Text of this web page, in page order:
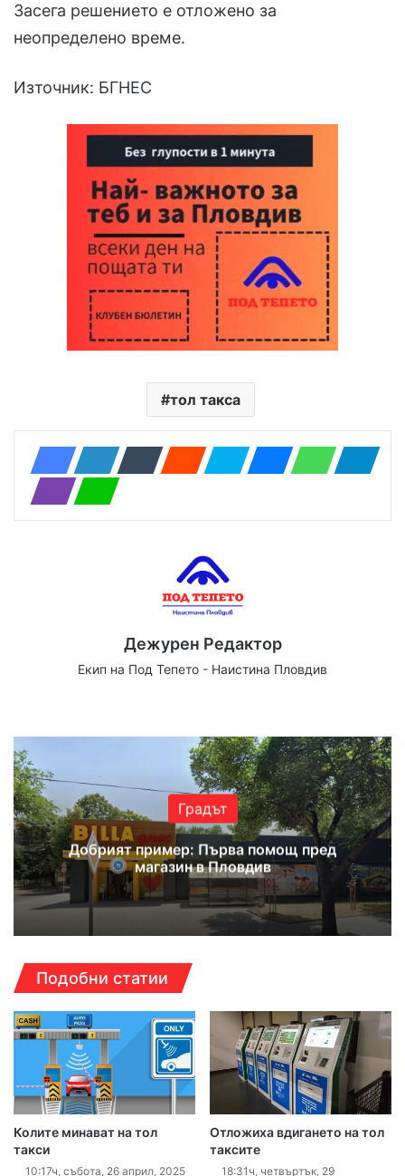
Засега решението е отложено за
неопределено време.
Източник: БГНЕС
тол такса
Дежурен Редактор
Екип на Под Тепето - Наистина Пловдив
Градът
Добрият пример: Първа помощ пред
магазин в Пловдив
Подобни статии
Колите минават на тол
такси
10:17ч, събота, 26 април, 2025
Отложиха вдигането на тол
таксите
18:31ч, четвъртък, 29